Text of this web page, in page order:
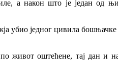
а након што је један од
убио једног цивила
живот оштећене, тај дан и